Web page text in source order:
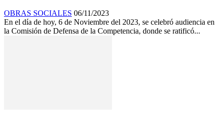
OBRAS SOCIALES 06/11/2023
En el día de hoy, 6 de Noviembre del 2023, se celebró audiencia en
la Comisión de Defensa de la Competencia, donde se ratificó...